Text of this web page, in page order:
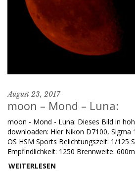
August 23, 2017
moon – Mond – Luna:
moon - Mond - Luna: Dieses Bild in
downloaden: Hier Nikon D7100, Sigma
OS HSM Sports Belichtungszeit: 1/125
Empfindlichkeit: 1250 Brennweite:
WEITERLESEN